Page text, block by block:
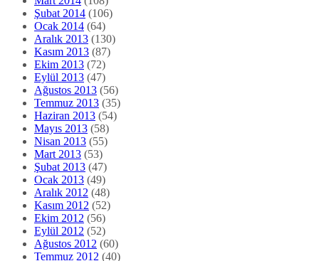
Şubat 2014 (106)
Ocak 2014 (64)
Aralık 2013 (130)
Kasım 2013 (87)
Ekim 2013 (72)
Eylül 2013 (47)
Ağustos 2013 (56)
Temmuz 2013 (35)
Haziran 2013 (54)
Mayıs 2013 (58)
Nisan 2013 (55)
Mart 2013 (53)
Şubat 2013 (47)
Ocak 2013 (49)
Aralık 2012 (48)
Kasım 2012 (52)
Ekim 2012 (56)
Eylül 2012 (52)
Ağustos 2012 (60)
Temmuz 2012 (40)